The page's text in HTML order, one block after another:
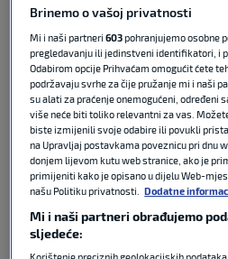
U nedjelju je u Varaždinu
Sloveniju u svojoj
za Svjetsko prvenstvo u
više od 30 minuta igre nije
važnih događaja. U 11.
natjerao Dominika
minuti je Ivanu Perišiću
Brinemo o vašoj privatnosti
Mi i naši partneri603pohranjujemo osobne
pregledavanju ili jedinstveni identifikatori, i
Odabirom opcije Prihvaćam omogućit ćete
podržavaju svrhe za čije pružanje mi i naši
su alati za praćenje onemogućeni, određeni
više neće biti toliko relevantni za vas.
biste izmijenili svoje odabire ili povukli
na Upravljaj postavkama poveznicu pri dnu
donjem lijevom kutu web stranice, ako je
primijeniti kako je opisano u dijelu Web-
našu Politiku privatnosti.
Dodatne
Mi i naši partneri obrađujemo
sljedeće: